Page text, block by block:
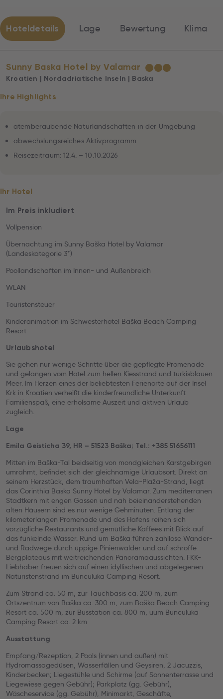
Hoteldetails Lage Bewertung Klima
Sunny Baska Hotel by Valamar ★★★
Kroatien | Nordadriatische Inseln | Baska
Ihre Highlights
atemberaubende Naturlandschaften in der Umgebung
abwechslungsreiches Aktivprogramm
Reisezeitraum: 12.4. – 10.10.2026
Ihr Hotel
Im Preis inkludiert
Vollpension
Übernachtung im Sunny Baška Hotel by Valamar
(Landeskategorie 3*)
Poollandschaften im Innen- und Außenbreich
WLAN
Touristensteuer
Kinderanimation im Schwesterhotel Baška Beach Camping
Resort
Urlaubshotel
Sie gehen nur wenige Schritte über die gepflegte Promenade
und gelangen vom Hotel zum hellen Kiesstrand und türkisblauen
Meer. Im Herzen eines der beliebtesten Ferienorte auf der Insel
Krk in Kroatien verheißt die kinderfreundliche Unterkunft
Familienspaß, eine erholsame Auszeit und aktiven Urlaub
zugleich.
Lage
Emila Geisticha 39, HR – 51523 Baška; Tel.: +385 51656111
Mitten im Baška-Tal beidseitig von mondgleichen Karstgebirgen
umrahmt, befindet sich der gleichnamige Urlaubsort. Direkt an
seinem Herzstück, dem traumhaften Vela-Plaža-Strand, liegt
das Corinthia Baska Sunny Hotel by Valamar. Zum mediterranen
Stadtkern mit engen Gassen und nah beieinanderstehenden
alten Häusern sind es nur wenige Gehminuten. Entlang der
kilometerlangen Promenade und des Hafens reihen sich
vorzügliche Restaurants und gemütliche Kaffees mit Blick auf
das funkelnde Wasser. Rund um Baška führen zahllose Wander-
und Radwege durch üppige Pinienwälder und auf schroffe
Bergplateaus mit weitreichenden Panoramaaussichten. FKK-
Liebhaber freuen sich auf einen idyllischen und abgelegenen
Naturistenstrand im Bunculuka Camping Resort.
Zum Strand ca. 50 m, zur Tauchbasis ca. 200 m, zum
Ortszentrum von Baška ca. 300 m, zum Baška Beach Camping
Resort ca. 500 m, zur Busstation ca. 800 m, uum Bunculuka
Camping Resort ca. 2 km
Ausstattung
Empfang/Rezeption, 2 Pools (innen und außen) mit
Hydromassagedüsen, Wasserfällen und Geysiren, 2 Jacuzzis,
Kinderbecken; Liegestühle und Schirme (auf Sonnenterrasse und
Liegewiese gegen Gebühr); Parkplatz (gg. Gebühr),
Wäscheservice (gg. Gebühr), Minimarkt, Geschäfte,